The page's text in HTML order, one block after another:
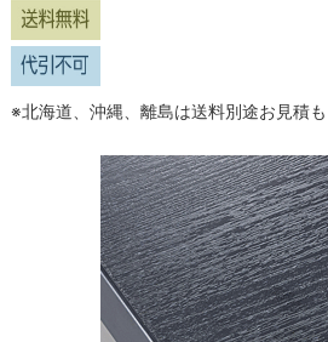
※北海道、沖縄、離島は送料別途お見積も